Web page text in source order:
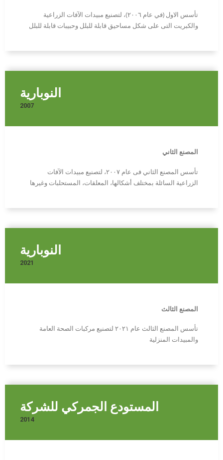
تأسس الاول (في عام ٢٠٠٦)، لتصنيع مبيدات الآفات الزراعية
والكبريت التى على شكل مساحيق قابلة للبلل وحبيبات قابلة للبلل
النوبارية
2007
المصنع الثاني
تأسس المصنع الثاني فى عام ٢٠٠٧، لتصنيع مبيدات الآفات
الزراعية السائلة بمختلف أشكالها، المعلقات، المستحلبات وغيرها
النوبارية
2021
المصنع الثالث
تأسس المصنع الثالث عام ٢٠٢١ لتصنيع مركبات الصحة العامة
والمبيدات المنزلية
المستودع الجمركي للشركة
2014